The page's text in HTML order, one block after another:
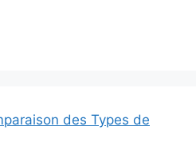
des Types de